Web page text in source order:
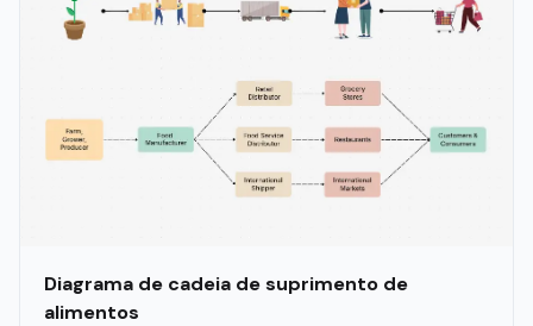
Diagrama de cadeia de suprimento de
alimentos